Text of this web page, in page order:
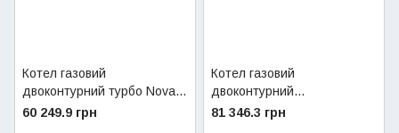
Котел газовий
двоконтурний турбо Nova
Florida Orion CTFS 24
60 249.9 грн
Котел газовий
двоконтурний
конденсаційний Nova
81 346.3 грн